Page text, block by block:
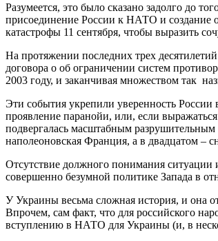
Разумеется, это было сказано задолго до
присоединение России к НАТО и создание
катастрофы 11 сентября, чтобы выразить
На протяжении последних трех
договора о об ограничении систем
2003 году, и заканчивая множеством так
Эти события укрепили уверенность России
проявление паранойи, или, если
подвергалась масштабным
наполеоновская Франция, а в двадцатом –
Отсутствие должного понимания ситуации
совершенно безумной политике Запада в
У Украины весьма сложная история, и она
Впрочем, сам факт, что для российского
вступлению в НАТО для Украины (и, в